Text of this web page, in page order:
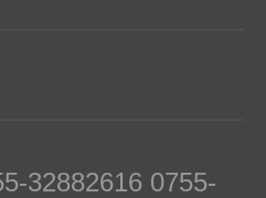
子设计工程师提供
32882616 0755-